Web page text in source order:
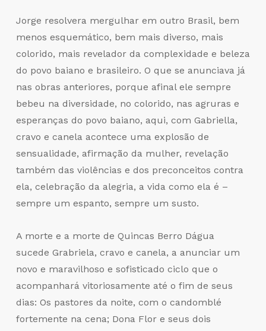
Jorge resolvera mergulhar em outro Brasil, bem
menos esquemático, bem mais diverso, mais
colorido, mais revelador da complexidade e beleza
do povo baiano e brasileiro. O que se anunciava já
nas obras anteriores, porque afinal ele sempre
bebeu na diversidade, no colorido, nas agruras e
esperanças do povo baiano, aqui, com Gabriella,
cravo e canela acontece uma explosão de
sensualidade, afirmação da mulher, revelação
também das violências e dos preconceitos contra
ela, celebração da alegria, a vida como ela é –
sempre um espanto, sempre um susto.
A morte e a morte de Quincas Berro Dágua
sucede Grabriela, cravo e canela, a anunciar um
novo e maravilhoso e sofisticado ciclo que o
acompanhará vitoriosamente até o fim de seus
dias: Os pastores da noite, com o candomblé
fortemente na cena; Dona Flor e seus dois